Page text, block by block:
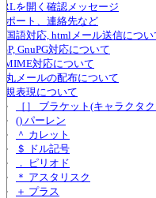
を開く確認メッセージ
ポート、連絡先など
国語対応, htmlメール送信につい
GnuPG対応について
MIME対応について
丸メールの配布について
規表現について
［］ ブラケット(キャラクタ
() パーレン
＾ カレット
＄ ドル記号
． ピリオド
＊ アスタリスク
＋ プラス